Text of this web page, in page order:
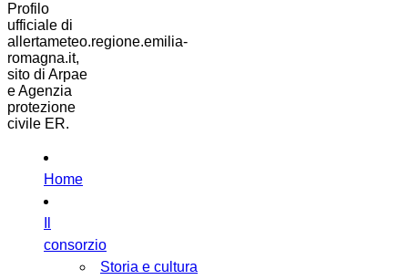
Profilo
ufficiale di
allertameteo.regione.emilia-
romagna.it,
sito di Arpae
e Agenzia
protezione
civile ER.
Home
consorzio
Storia e cultura